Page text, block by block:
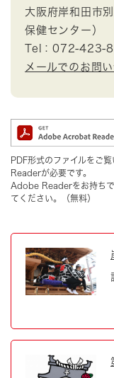
大阪府岸和田市
保健センター）
Tel：072-423-
メールでのお問
PDF形式のファイルをご
Readerが必要です。
Adobe Readerをお持ちで
てください。（無料）